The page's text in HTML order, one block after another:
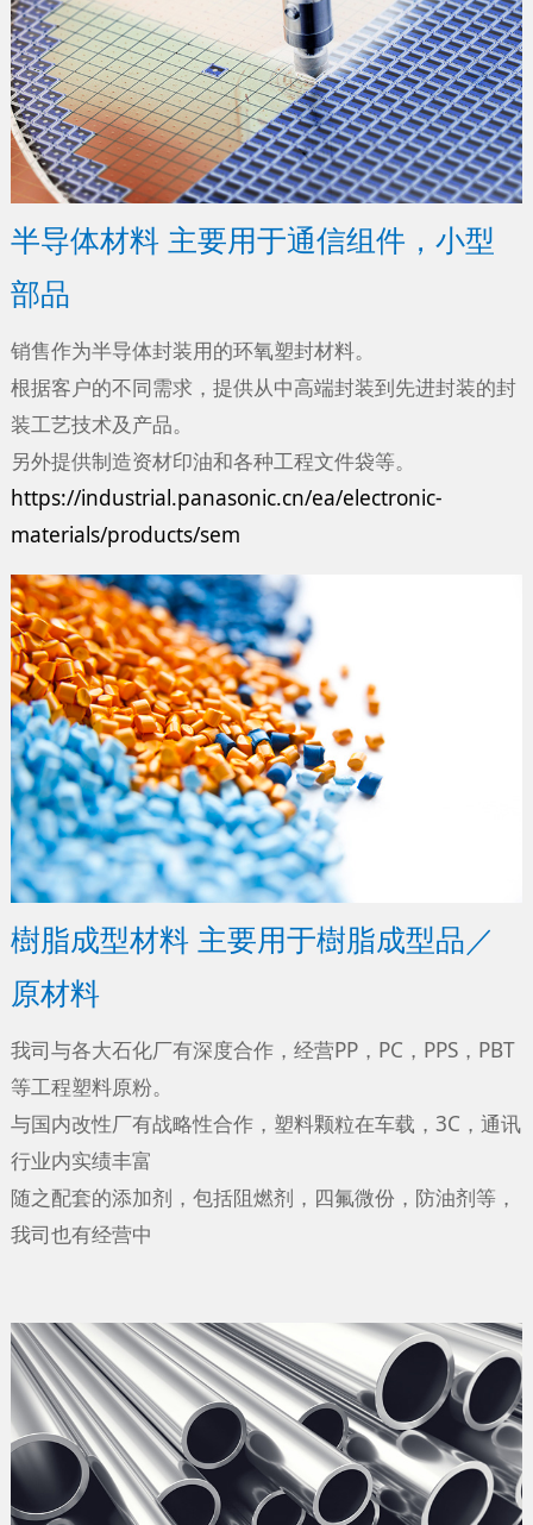
半导体材料 主要用于通信组件，小型
部品
销售作为半导体封装用的环氧塑封材料。
根据客户的不同需求，提供从中高端封装到先进封装的封
装工艺技术及产品。
另外提供制造资材印油和各种工程文件袋等。
https://industrial.panasonic.cn/ea/electronic-
materials/products/sem
樹脂成型材料 主要用于樹脂成型品／
原材料
我司与各大石化厂有深度合作，经营PP，PC，PPS，PBT
等工程塑料原粉。
与国内改性厂有战略性合作，塑料颗粒在车载，3C，通讯
行业内实绩丰富
随之配套的添加剂，包括阻燃剂，四氟微份，防油剂等，
我司也有经营中